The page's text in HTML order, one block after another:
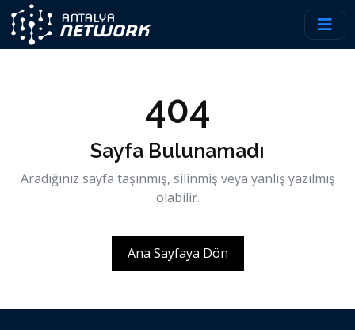
404
Sayfa Bulunamadı
Aradığınız sayfa taşınmış, silinmiş veya yanlış yazılmış
olabilir.
Ana Sayfaya Dön